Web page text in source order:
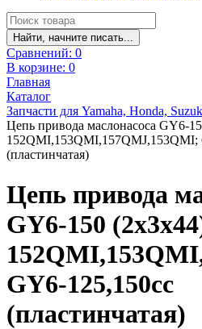
Найти, начните писать...
Сравнений: 0
В корзине: 0
Главная
Каталог
Запчасти для Yamaha, Honda,
Цепь привода маслонасоса GY6-
152QMI,153QMI,157QMJ,153QMI;
(пластинчатая)
Цепь привода
GY6-150
GY6-125,150cc
(пластинчатая)